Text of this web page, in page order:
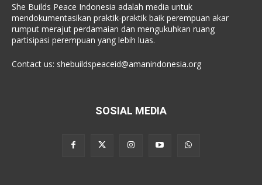
She Builds Peace Indonesia adalah media untuk
mendokumentasikan praktik-praktik baik perempuan akar
rumput merajut perdamaian dan mengukuhkan ruang
partisipasi perempuan yang lebih luas.
Contact us: shebuildspeaceid@amanindonesia.org
SOSIAL MEDIA